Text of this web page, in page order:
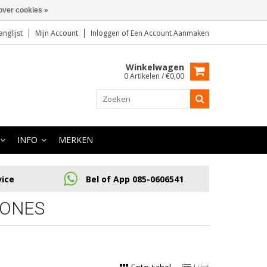
Mijn Account Inloggen of Een Account Aanmaken
Winkelwagen
0 Artikelen / €0,00
INFO MERKEN
Bel of App 085-0606541
cookies »